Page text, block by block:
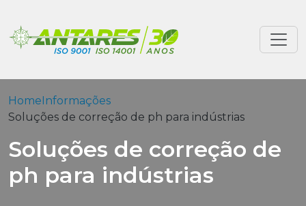
HomeInformações
Soluções de correção de ph para indústrias
Soluções de correção de
ph para indústrias